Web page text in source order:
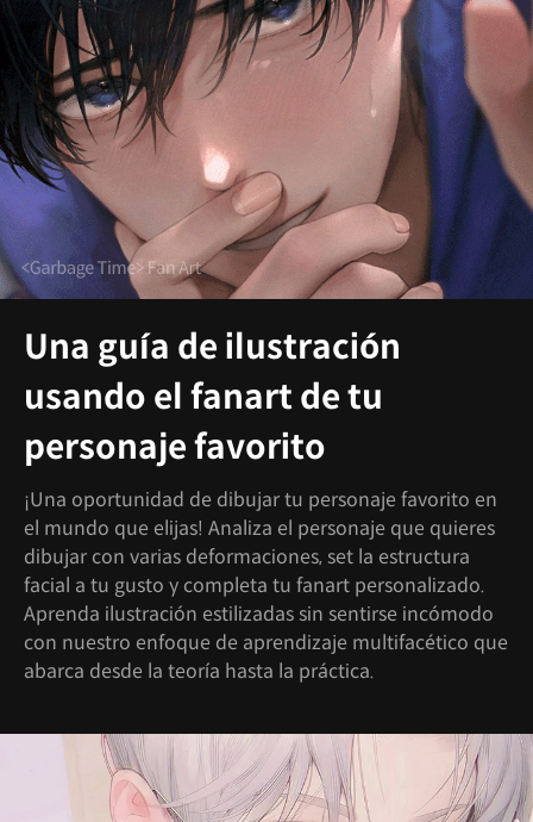
Una guía de ilustración
usando el fanart de tu
personaje favorito
¡Una oportunidad de dibujar tu personaje favorito en
el mundo que elijas! Analiza el personaje que quieres
dibujar con varias deformaciones, set la estructura
facial a tu gusto y completa tu fanart personalizado.
Aprenda ilustración estilizadas sin sentirse incómodo
con nuestro enfoque de aprendizaje multifacético que
abarca desde la teoría hasta la práctica.